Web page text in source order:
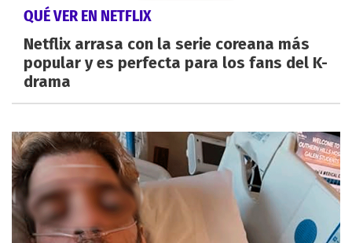
QUÉ VER EN NETFLIX
Netflix arrasa con la serie coreana más
popular y es perfecta para los fans del K-
drama